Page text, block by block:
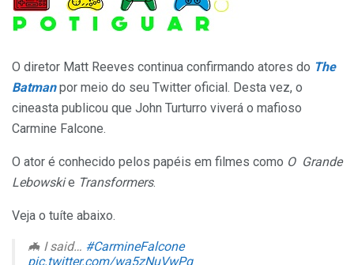
O diretor Matt Reeves continua confirmando atores do The
Batmanpor meio do seu Twitter oficial. Desta vez, o
cineasta publicou que John Turturro viverá o mafioso
Carmine Falcone.
O ator é conhecido pelos papéis em filmes como O Grande
Lebowskie Transformers.
Veja o tuíte abaixo.
🦇 I said… #CarmineFalcone
pic.twitter.com/wa5zNuVwPg